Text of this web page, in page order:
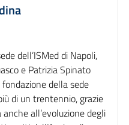
dell’ISMed di Napoli,
e Patrizia Spinato
della sede
di un trentennio, grazie
all’evoluzione degli